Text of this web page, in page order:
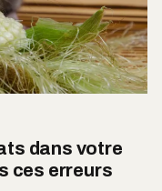
dans votre
ces erreurs